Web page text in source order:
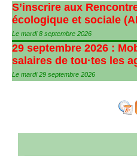
S’inscrire aux
écologique et sociale (
Le mardi 8 septembre 2026
29 septembre 2026 :
salaires de tou·tes les
Le mardi 29 septembre 2026